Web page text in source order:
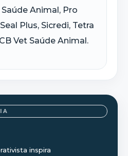
inspira
Saúde Animal, Pro
Seal Plus, Sicredi, Tetra
Vet Saúde Animal.